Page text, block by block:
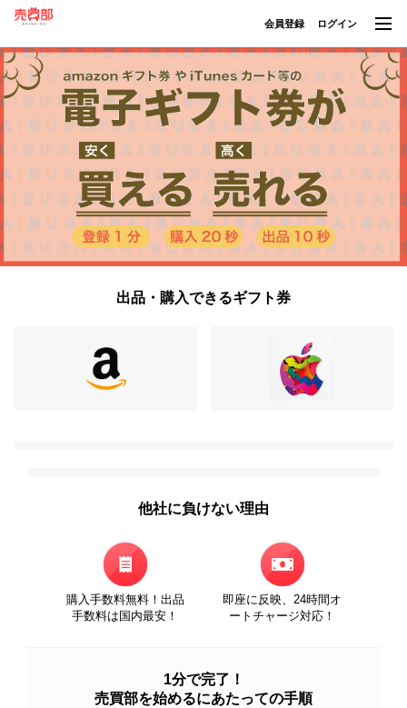
会員登録 ログイン
出品・購入できるギフト券
他社に負けない理由
購入手数料無料！出品
手数料は国内最安！
即座に反映、24時間オ
ートチャージ対応！
1分で完了！
売買部を始めるにあたっての手順